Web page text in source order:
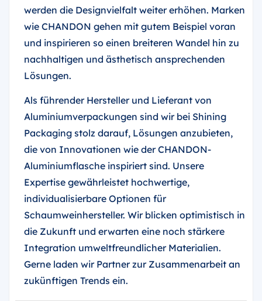
werden die Designvielfalt weiter erhöhen. Marken
wie CHANDON gehen mit gutem Beispiel voran
und inspirieren so einen breiteren Wandel hin zu
nachhaltigen und ästhetisch ansprechenden
Lösungen.
Als führender Hersteller und Lieferant von
Aluminiumverpackungen sind wir bei Shining
Packaging stolz darauf, Lösungen anzubieten,
die von Innovationen wie der CHANDON-
Aluminiumflasche inspiriert sind. Unsere
Expertise gewährleistet hochwertige,
individualisierbare Optionen für
Schaumweinhersteller. Wir blicken optimistisch in
die Zukunft und erwarten eine noch stärkere
Integration umweltfreundlicher Materialien.
Gerne laden wir Partner zur Zusammenarbeit an
zukünftigen Trends ein.